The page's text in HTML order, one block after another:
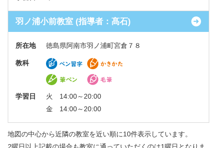
羽ノ浦小前教室 (指導者：髙石)
所在地 徳島県阿南市羽ノ浦町宮倉７８
教科
学習日
火 14:00～20:00
金 14:00～20:00
地図の中心から近隣の教室を近い順に10件表示しています。